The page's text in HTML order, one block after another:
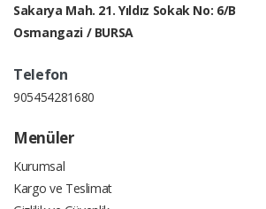
Sakarya Mah. 21. Yıldız Sokak No: 6/B
Osmangazi / BURSA
Telefon
905454281680
Menüler
Kurumsal
Kargo ve Teslimat